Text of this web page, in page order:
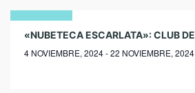
04
noviembre
4 NOVIEMBRE, 2024 - 22 NOVIEMBRE, 2024